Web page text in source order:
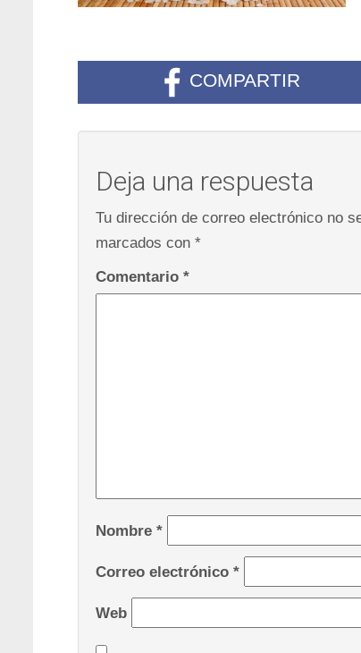
COMPARTIR
Deja una respuesta
Tu dirección de correo electrónico no
marcados con *
Comentario *
Nombre *
Correo electrónico *
Web